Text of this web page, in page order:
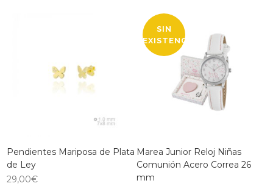
Pendientes Mariposa de Plata
de Ley
29,00€
SIN
EXISTENCIAS
Marea Junior Reloj Niñas
Comunión Acero Correa 26
mm